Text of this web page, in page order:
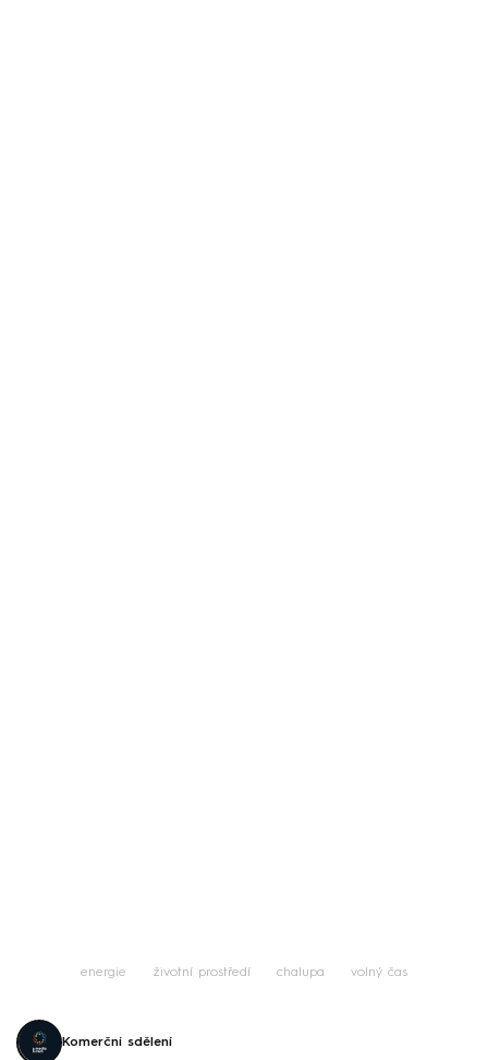
energie životní prostředí chalupa volný čas
Komerční sdělení